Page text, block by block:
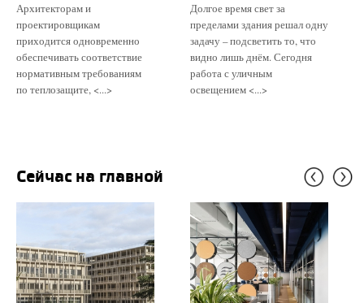
Архитекторам и
проектировщикам
приходится одновременно
обеспечивать соответствие
нормативным требованиям
по теплозащите, <...>
Долгое время свет за
пределами здания решал одну
задачу – подсветить то, что
видно лишь днём. Сегодня
работа с уличным
освещением <...>
Сейчас на главной